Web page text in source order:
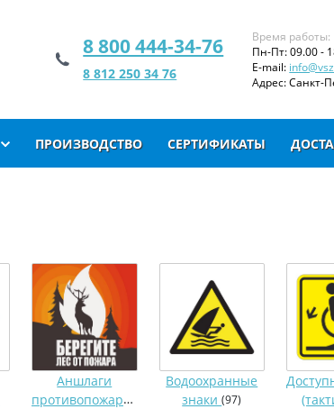
8 800 444-34-76
8 812 250 34 76
Время работы:
Пн-Пт: 09.00 -
E-mail:
Адрес: Санкт-
ПРОИЗВОДСТВО СЕРТИФИКАТЫ
Аншлаги
противопожарные
Водоохранные
знаки(97)